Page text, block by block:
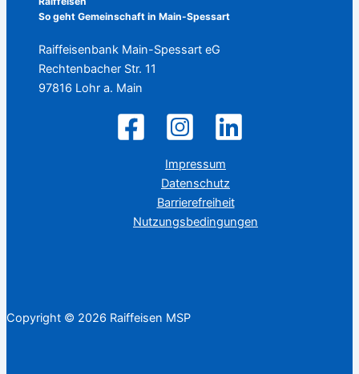
So geht Gemeinschaft in Main-Spessart
Raiffeisenbank Main-Spessart eG
Rechtenbacher Str. 11
97816 Lohr a. Main
Impressum
Datenschutz
Barrierefreiheit
Nutzungsbedingungen
Copyright © 2026 Raiffeisen MSP